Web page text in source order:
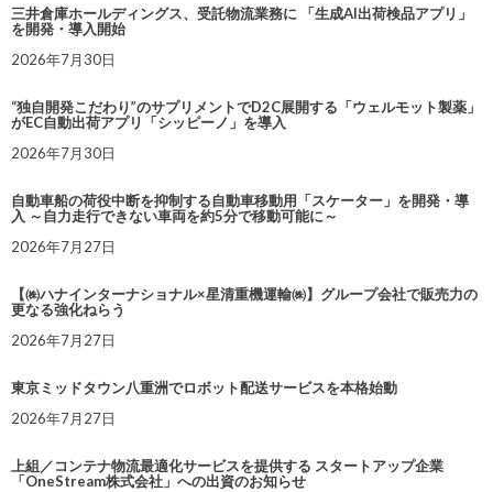
三井倉庫ホールディングス、受託物流業務に 「生成AI出荷検品アプリ」
を開発・導入開始
2026年7月30日
“独自開発こだわり”のサプリメントでD2C展開する「ウェルモット製薬」
がEC自動出荷アプリ「シッピーノ」を導入
2026年7月30日
自動車船の荷役中断を抑制する自動車移動用「スケーター」を開発・導
入 ～自力走行できない車両を約5分で移動可能に～
2026年7月27日
【㈱ハナインターナショナル×星清重機運輸㈱】グループ会社で販売力の
更なる強化ねらう
2026年7月27日
東京ミッドタウン八重洲でロボット配送サービスを本格始動
2026年7月27日
上組／コンテナ物流最適化サービスを提供する スタートアップ企業
「OneStream株式会社」への出資のお知らせ